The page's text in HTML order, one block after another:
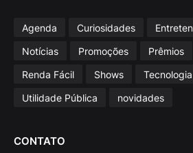
Agenda Curiosidades
Notícias
Promoções Prêmios
Renda Fácil
Shows Tecnologia
Utilidade Pública
novidades
CONTATO